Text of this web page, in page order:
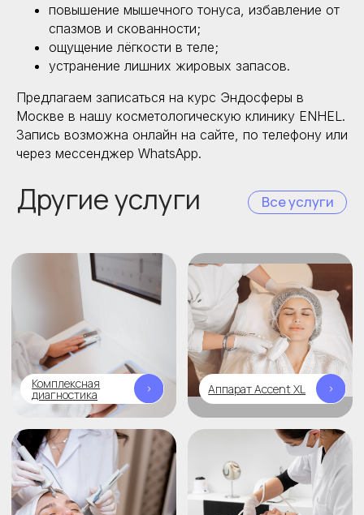
повышение мышечного тонуса, избавление от
спазмов и скованности;
ощущение лёгкости в теле;
устранение лишних жировых запасов.
Предлагаем записаться на курс Эндосферы в
Москве в нашу косметологическую клинику ENHEL.
Запись возможна онлайн на сайте, по телефону или
через мессенджер WhatsApp.